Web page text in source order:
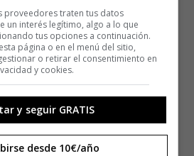
proveedores traten tus datos
un interés legítimo, algo a lo que
tus opciones a continuación.
página o en el menú del sitio,
o retirar el consentimiento en
y cookies.
y seguir GRATIS
desde 10€/año